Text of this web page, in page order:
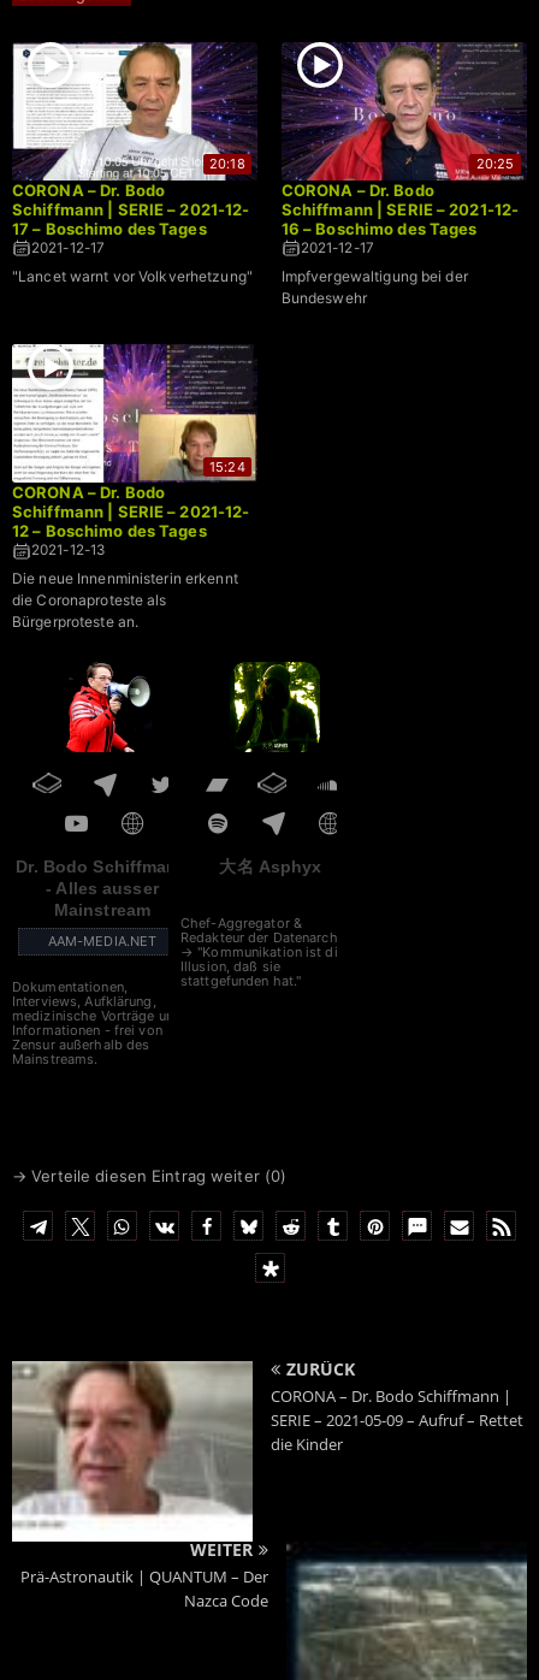
20:18
CORONA – Dr. Bodo
Schiffmann | SERIE – 2021-12-
17 – Boschimo des Tages
2021-12-17
"Lancet warnt vor Volkverhetzung"
20:25
CORONA – Dr. Bodo
Schiffmann | SERIE – 2021-12-
16 – Boschimo des Tages
2021-12-17
Impfvergewaltigung bei der
Bundeswehr
15:24
CORONA – Dr. Bodo
Schiffmann | SERIE – 2021-12-
12 – Boschimo des Tages
2021-12-13
Die neue Innenministerin erkennt
die Coronaproteste als
Bürgerproteste an.
Dr. Bodo Schiffmann
- Alles ausser
Mainstream
AAM-MEDIA.NET
Dokumentationen,
Interviews, Aufklärung,
medizinische Vorträge und
Informationen - frei von
Zensur außerhalb des
Mainstreams.
大名 Asphyx
Chef-Aggregator &
Redakteur der Datenarche
→ "Kommunikation ist die
Illusion, daß sie
stattgefunden hat."
→ Verteile diesen Eintrag weiter (0)
ZURÜCK
CORONA – Dr. Bodo Schiffmann |
SERIE – 2021-05-09 – Aufruf – Rettet
die Kinder
WEITER
Prä-Astronautik | QUANTUM – Der
Nazca Code